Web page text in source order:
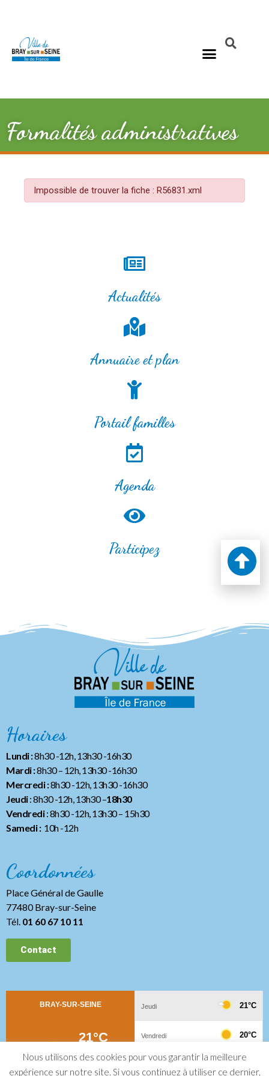
Formalités administratives
Impossible de trouver la fiche : R56831.xml
Actualités
Annuaire et plan
Portail familles
Agenda
Participez
Horaires
Lundi :8h30 -12h, 13h30 -16h30
Mardi :8h30 – 12h, 13h30 -16h30
Mercredi :8h30 -12h, 13h30 -16h30
Jeudi: 8h30 -12h, 13h30 –18h30
Vendredi: 8h30 -12h, 13h30– 15h30
Samedi :10h -12h
Coordonnées
Place Général de Gaulle
77480 Bray-sur-Seine
Tél. 01 60 67 10 11
Contact
Nous utilisons des cookies pour vous garantir la meilleure
expérience sur notre site. Si vous continuez à utiliser ce dernier,